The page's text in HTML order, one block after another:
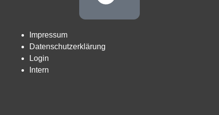
Impressum
Datenschutzerklärung
Login
Intern